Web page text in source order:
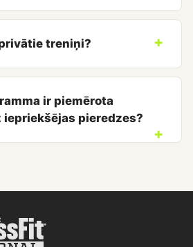
treniņi?
ir piemērota
iepriekšējas pieredzes?